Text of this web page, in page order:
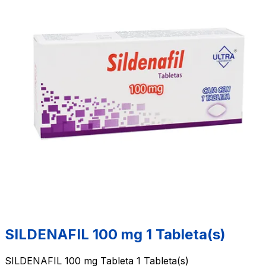
SILDENAFIL 100 mg 1 Tableta(s)
SILDENAFIL 100 mg Tableta 1 Tableta(s)